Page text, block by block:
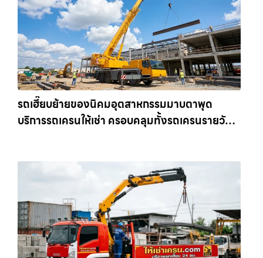
รถเฮี๊ยบย้ายของนิคมอุตสาหกรรมมาบตาพุด
บริการรถเครนให้เช่า ครอบคลุมทั้งรถเครนรายวัน